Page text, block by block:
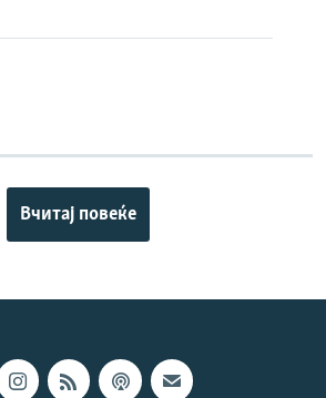
Вчитај повеќе